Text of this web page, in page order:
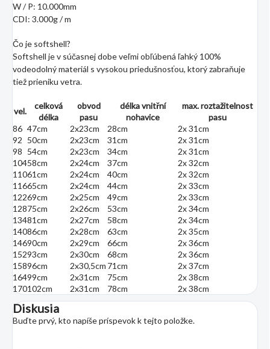
W / P: 10.000mm
CDI: 3.000g / m
Čo je softshell?
Softshell je v súčasnej dobe veľmi obľúbená ľahký 100%
vodeodolný materiál s vysokou priedušnosťou, ktorý zabraňuje
tiež prieniku vetra.
vel.
celková
délka
obvod
pasu
délka vnitřní
nohavice
max. roztažitelnost
pasu
86 47cm 2x23cm 28cm
2x 31cm
92 50cm 2x23cm 31cm
2x 31cm
98 54cm 2x23cm 34cm
2x 31cm
10458cm 2x24cm 37cm
2x 32cm
11061cm 2x24cm 40cm
2x 32cm
11665cm 2x24cm 44cm
2x 33cm
12269cm 2x25cm 49cm
2x 33cm
12875cm 2x26cm 53cm
2x 34cm
13481cm 2x27cm 58cm
2x 34cm
14086cm 2x28cm 63cm
2x 35cm
14690cm 2x29cm 66cm
2x 36cm
15293cm 2x30cm 68cm
2x 36cm
15896cm 2x30,5cm 71cm
2x 37cm
16499cm 2x31cm 75cm
2x 38cm
170102cm 2x31cm 78cm 2x 38cm
Diskusia
Buďte prvý, kto napíše príspevok k tejto položke.